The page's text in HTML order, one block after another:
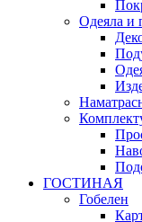
Одеяла и
ГОСТИНАЯ
Гобелен